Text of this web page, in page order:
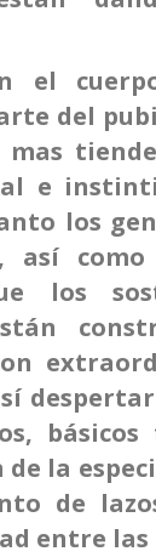
el
del
mas
e
los
así
los
la
de
entre las